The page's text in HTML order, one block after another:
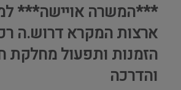
***המשרה אויישה***
ארצות המקרא דרוש.ה
הזמנות ותפעול מחלקת
והדרכה